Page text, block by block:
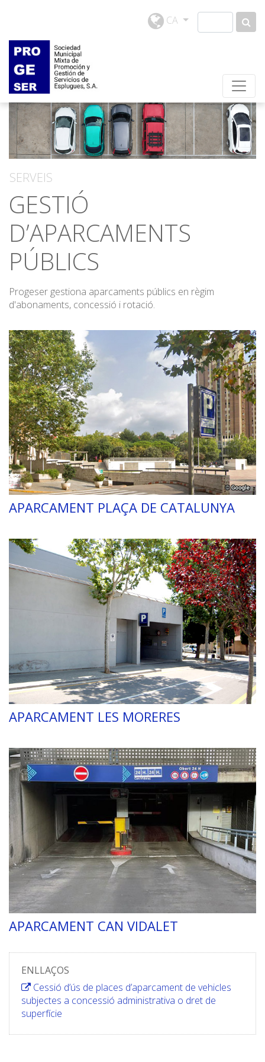
CA
SERVEIS
GESTIÓ
D’APARCAMENTS
PÚBLICS
Progeser gestiona aparcaments públics en règim
d'abonaments, concessió i rotació.
APARCAMENT PLAÇA DE CATALUNYA
APARCAMENT LES MORERES
APARCAMENT CAN VIDALET
ENLLAÇOS
Cessió d’ús de places d’aparcament de vehicles
subjectes a concessió administrativa o dret de
superfície